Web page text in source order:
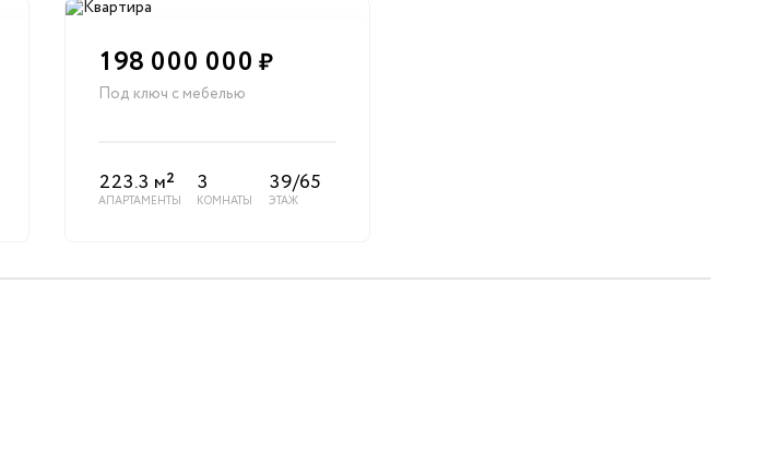
198 000 000 ₽
Под ключ с мебелью
223.3 м2
АПАРТАМЕНТЫ
3
КОМНАТЫ
39/65
ЭТАЖ